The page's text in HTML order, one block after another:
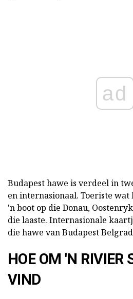
ad
Budapest hawe is verdeel in
en internasionaal. Toeriste wat
'n boot op die Donau,
die laaste. Internasionale
die hawe van Budapest
HOE OM 'N RIVIER
VIND